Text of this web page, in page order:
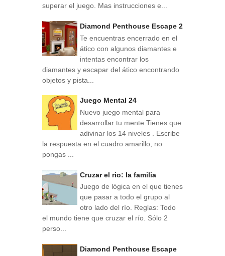
superar el juego. Mas instrucciones e...
Diamond Penthouse Escape 2
Te encuentras encerrado en el
ático con algunos diamantes e
intentas encontrar los
diamantes y escapar del ático encontrando
objetos y pista...
Juego Mental 24
Nuevo juego mental para
desarrollar tu mente Tienes que
adivinar los 14 niveles . Escribe
la respuesta en el cuadro amarillo, no
pongas ...
Cruzar el rio: la familia
Juego de lógica en el que tienes
que pasar a todo el grupo al
otro lado del río. Reglas: Todo
el mundo tiene que cruzar el río. Sólo 2
perso...
Diamond Penthouse Escape